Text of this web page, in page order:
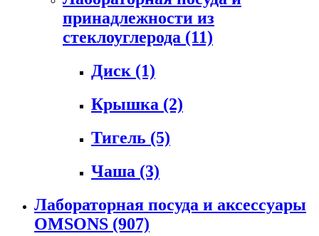
принадлежности из
стеклоуглерода (11)
Диск (1)
Крышка (2)
Тигель (5)
Чаша (3)
Лабораторная посуда и аксессуары
OMSONS (907)